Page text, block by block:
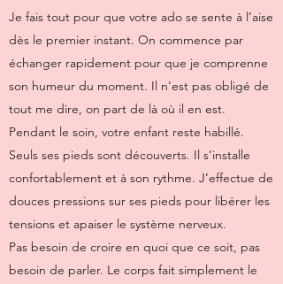
Je fais tout pour que votre ado se sente à l’aise
dès le premier instant. On commence par
échanger rapidement pour que je comprenne
son humeur du moment. Il n’est pas obligé de
tout me dire, on part de là où il en est.
Pendant le soin, votre enfant reste habillé.
Seuls ses pieds sont découverts. Il s’installe
confortablement et à son rythme. J’effectue de
douces pressions sur ses pieds pour libérer les
tensions et apaiser le système nerveux.
Pas besoin de croire en quoi que ce soit, pas
besoin de parler. Le corps fait simplement le